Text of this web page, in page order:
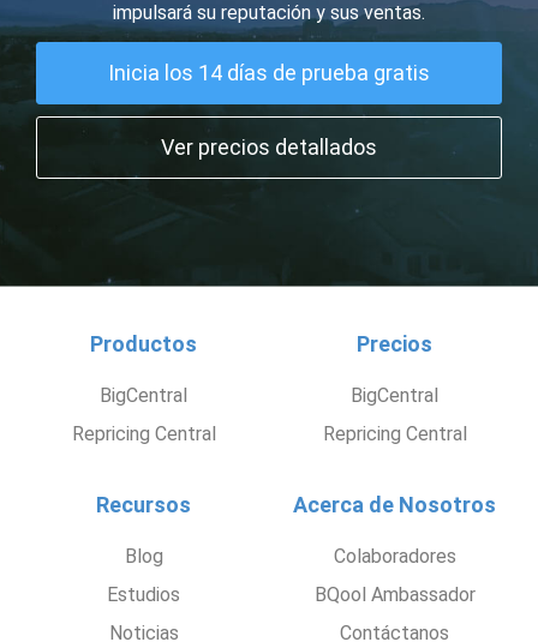
impulsará su reputación y sus ventas.
Inicia los 14 días de prueba gratis
Ver precios detallados
Productos
BigCentral
Repricing Central
Precios
BigCentral
Repricing Central
Recursos
Blog
Estudios
Noticias
Acerca de Nosotros
Colaboradores
BQool Ambassador
Contáctanos